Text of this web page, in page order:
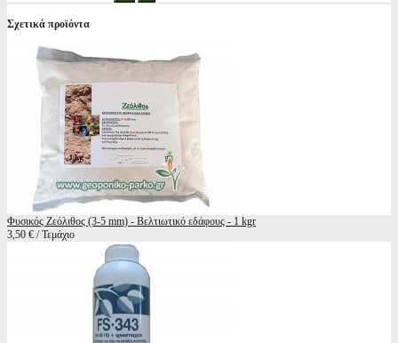
Σχετικά προϊόντα
Φυσικός Ζεόλιθος (3-5 mm) - Βελτιωτικό εδάφους - 1 kgr
3,50 € / Τεμάχιο